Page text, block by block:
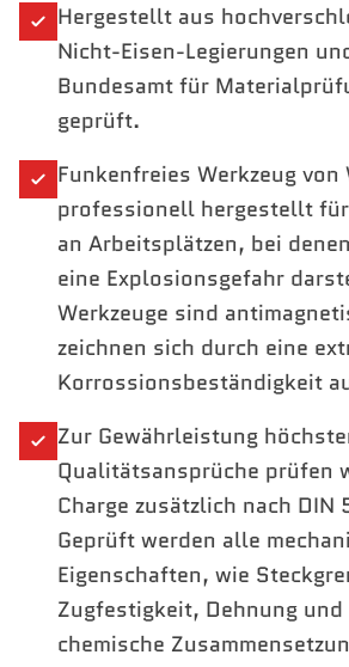
Hergestellt aus
Nicht-Eisen-Legierungen
Bundesamt für
geprüft.
Funkenfreies Werkzeug von
professionell hergestellt für
an Arbeitsplätzen, bei
eine Explosionsgefahr
Werkzeuge sind
zeichnen sich durch eine
Korrossionsbeständigkeit
Zur Gewährleistung
Qualitätsansprüche prüfen
Charge zusätzlich nach DIN
Geprüft werden alle
Eigenschaften, wie
Zugfestigkeit, Dehnung
chemische